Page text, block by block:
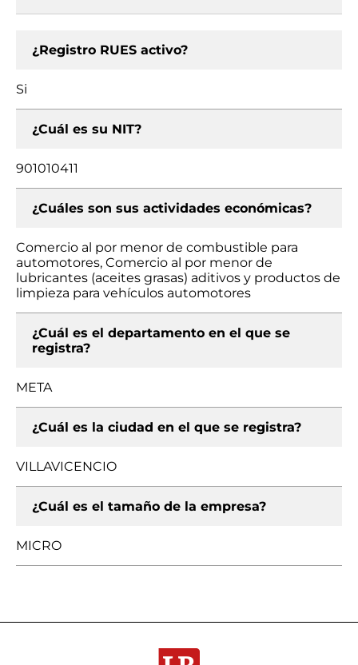
¿Registro RUES activo?
Si
¿Cuál es su NIT?
901010411
¿Cuáles son sus actividades económicas?
Comercio al por menor de combustible para
automotores, Comercio al por menor de
lubricantes (aceites grasas) aditivos y productos de
limpieza para vehículos automotores
¿Cuál es el departamento en el que se
registra?
META
¿Cuál es la ciudad en el que se registra?
VILLAVICENCIO
¿Cuál es el tamaño de la empresa?
MICRO